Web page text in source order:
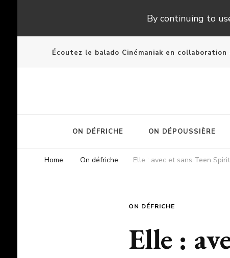
By continuing to
Écoutez le balado Cinémaniak en collaboration
ON DÉFRICHE ON DÉPOUSSIÈRE
Home On défriche Elle : avec et sans Teen Spirit
ON DÉFRICHE
Elle :